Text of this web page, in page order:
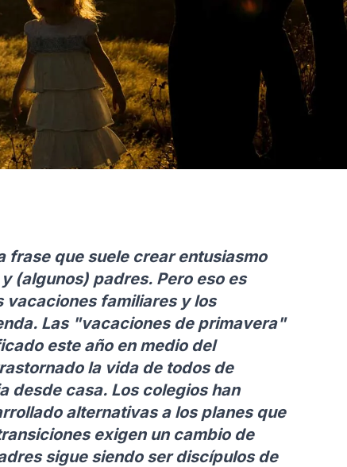
frase que suele crear entusiasmo
(algunos) padres. Pero eso es
vacaciones familiares y los
Las "vacaciones de primavera"
este año en medio del
la vida de todos de
desde casa. Los colegios han
alternativas a los planes que
exigen un cambio de
sigue siendo ser discípulos de